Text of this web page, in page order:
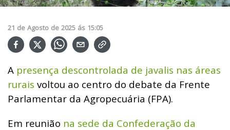
21 de Agosto de 2025 ás 15:05
A presença descontrolada de javalis nas áreas
rurais voltou ao centro do debate da Frente
Parlamentar da Agropecuária (FPA).
Em reunião na sede da Confederação da